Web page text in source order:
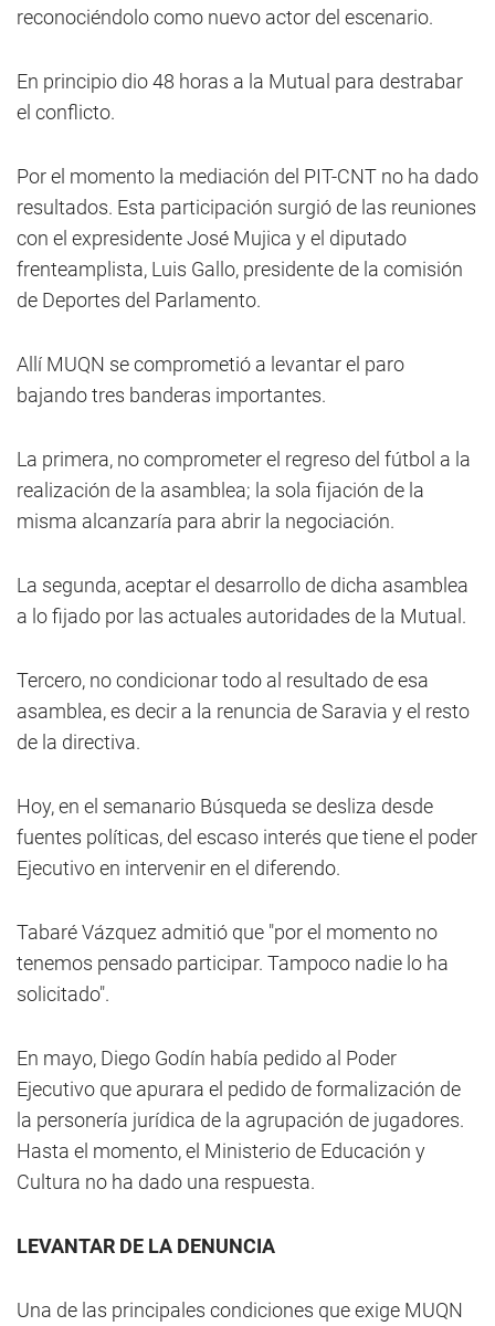
reconociéndolo como nuevo actor del escenario.
En principio dio 48 horas a la Mutual para destrabar
el conflicto.
Por el momento la mediación del PIT-CNT no ha dado
resultados. Esta participación surgió de las reuniones
con el expresidente José Mujica y el diputado
frenteamplista, Luis Gallo, presidente de la comisión
de Deportes del Parlamento.
Allí MUQN se comprometió a levantar el paro
bajando tres banderas importantes.
La primera, no comprometer el regreso del fútbol a la
realización de la asamblea; la sola fijación de la
misma alcanzaría para abrir la negociación.
La segunda, aceptar el desarrollo de dicha asamblea
a lo fijado por las actuales autoridades de la Mutual.
Tercero, no condicionar todo al resultado de esa
asamblea, es decir a la renuncia de Saravia y el resto
de la directiva.
Hoy, en el semanario Búsqueda se desliza desde
fuentes políticas, del escaso interés que tiene el poder
Ejecutivo en intervenir en el diferendo.
Tabaré Vázquez admitió que "por el momento no
tenemos pensado participar. Tampoco nadie lo ha
solicitado".
En mayo, Diego Godín había pedido al Poder
Ejecutivo que apurara el pedido de formalización de
la personería jurídica de la agrupación de jugadores.
Hasta el momento, el Ministerio de Educación y
Cultura no ha dado una respuesta.
LEVANTAR DE LA DENUNCIA
Una de las principales condiciones que exige MUQN